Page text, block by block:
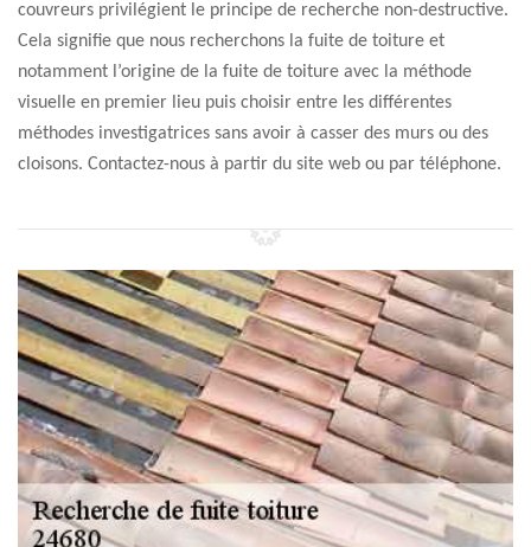
couvreurs privilégient le principe de recherche non-destructive.
Cela signifie que nous recherchons la fuite de toiture et
notamment l’origine de la fuite de toiture avec la méthode
visuelle en premier lieu puis choisir entre les différentes
méthodes investigatrices sans avoir à casser des murs ou des
cloisons. Contactez-nous à partir du site web ou par téléphone.